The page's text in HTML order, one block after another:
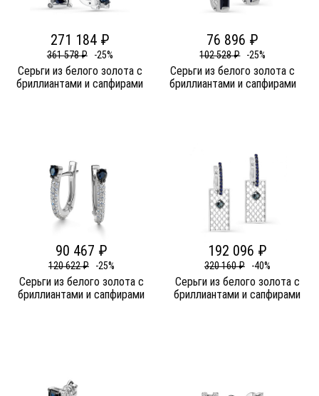
271 184 ₽
361 578 ₽ -25%
Серьги из белого золота c
бриллиантами и сапфирами
76 896 ₽
102 528 ₽ -25%
Серьги из белого золота c
бриллиантами и сапфирами
90 467 ₽
120 622 ₽ -25%
Серьги из белого золота c
бриллиантами и сапфирами
192 096 ₽
320 160 ₽ -40%
Серьги из белого золота c
бриллиантами и сапфирами